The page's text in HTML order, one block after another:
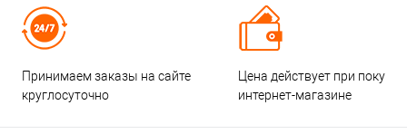
Принимаем заказы на сайте
круглосуточно
Цена действует при
интернет-магазине